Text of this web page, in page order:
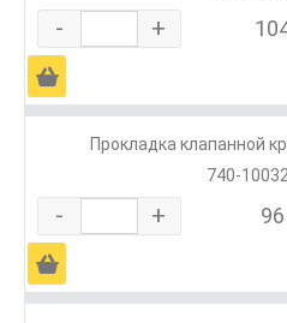
- +
Ä
Прокладка клапанной
740-
- +
Ä